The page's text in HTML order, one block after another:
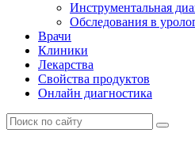
Инструментальная
Обследования в
Врачи
Клиники
Лекарства
Свойства продуктов
Онлайн диагностика